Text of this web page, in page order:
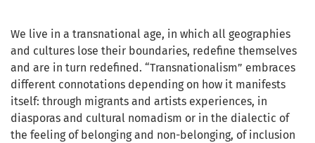
We live in a transnational age, in which all geographies
and cultures lose their boundaries, redefine themselves
and are in turn redefined. “Transnationalism” embraces
different connotations depending on how it manifests
itself: through migrants and artists experiences, in
diasporas and cultural nomadism or in the dialectic of
the feeling of belonging and non-belonging, of inclusion